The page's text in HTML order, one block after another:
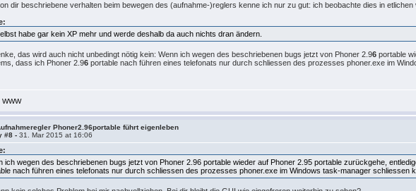
dir beschriebene verhalten beim bewegen des (aufnahme-)reglers kenne ich nur zu gut: ich beobachte dies in
habe gar kein XP mehr und werde deshalb da auch nichts dran ändern.
das wird auch nicht unbedingt nötig kein: Wenn ich wegen des beschriebenen bugs jetzt von Phoner 2.96 portable
dass ich Phoner 2.96 portable nach führen eines telefonats nur durch schliessen des prozesses phoner.exe im
WWW
Phoner2.96portable führt eigenleben
#8 -31. Mar 2015 at 16:06
ich wegen des beschriebenen bugs jetzt von Phoner 2.96 portable wieder auf Phoner 2.95 portable zurückgehe,
nach führen eines telefonats nur durch schliessen des prozesses phoner.exe im Windows task-manager schliessen